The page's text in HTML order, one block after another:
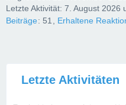
Letzte Aktivität: 7. August 2026
Beiträge
51 Erhaltene
Letzte Aktivitäten